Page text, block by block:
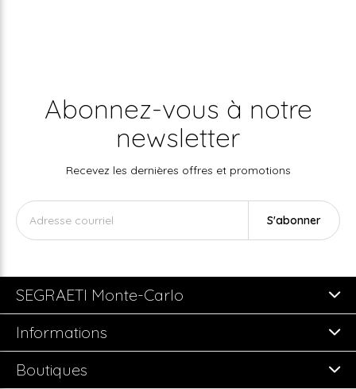
Abonnez-vous à notre
newsletter
Recevez les dernières offres et promotions
S'abonner
SEGRAETI Monte-Carlo
Informations
Boutiques